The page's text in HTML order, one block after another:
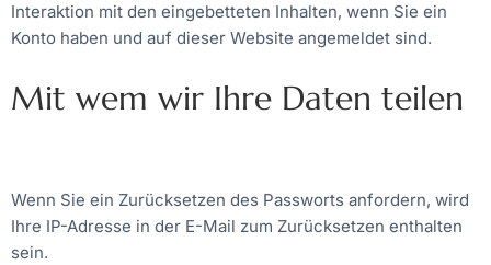
Interaktion mit den eingebetteten Inhalten, wenn Sie ein
Konto haben und auf dieser Website angemeldet sind.
Mit wem wir Ihre Daten teilen
Wenn Sie ein Zurücksetzen des Passworts anfordern, wird
Ihre IP-Adresse in der E-Mail zum Zurücksetzen enthalten
sein.